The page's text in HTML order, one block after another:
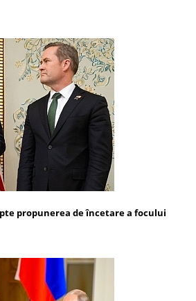
propunerea de încetare a focului